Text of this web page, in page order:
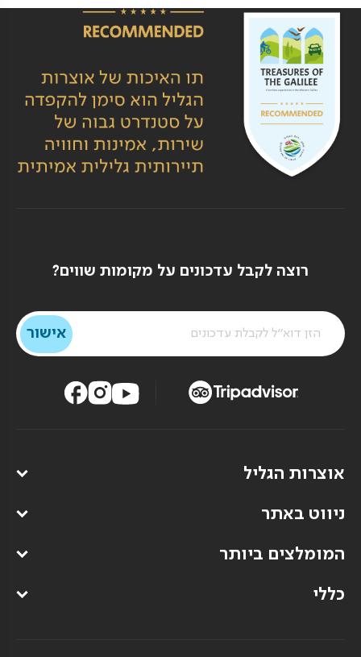
רוצה לקבל עדכונים על מקומות שווים?
אוצרות הגליל
ניווט באתר
המומלצים ביותר
כללי